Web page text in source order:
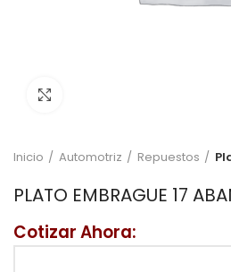
Inicio Automotriz Repuestos
PLATO EMBRAGUE 17
Cotizar Ahora: